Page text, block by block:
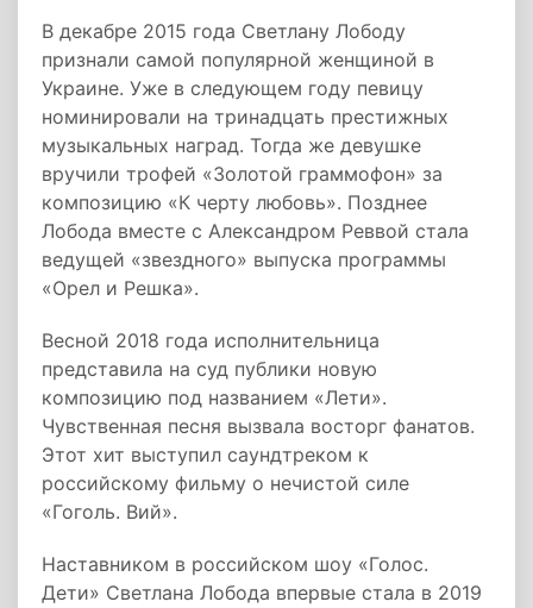
В декабре 2015 года Светлану Лободу
признали самой популярной женщиной в
Украине. Уже в следующем году певицу
номинировали на тринадцать престижных
музыкальных наград. Тогда же девушке
вручили трофей «Золотой граммофон» за
композицию «К черту любовь». Позднее
Лобода вместе с Александром Реввой стала
ведущей «звездного» выпуска программы
«Орел и Решка».
Весной 2018 года исполнительница
представила на суд публики новую
композицию под названием «Лети».
Чувственная песня вызвала восторг фанатов.
Этот хит выступил саундтреком к
российскому фильму о нечистой силе
«Гоголь. Вий».
Наставником в российском шоу «Голос.
Дети» Светлана Лобода впервые стала в 2019